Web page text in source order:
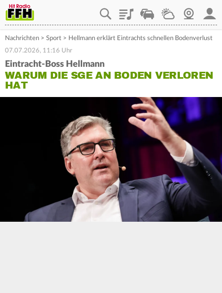
PlaylistStaupilotWetterWebcam
Nachrichten > Sport > Hellmann erklärt Eintrachts schnellen Bodenverlust
07.07.2026, 11:16 Uhr
Eintracht-Boss Hellmann
WARUM DIE SGE AN BODEN VERLOREN
HAT